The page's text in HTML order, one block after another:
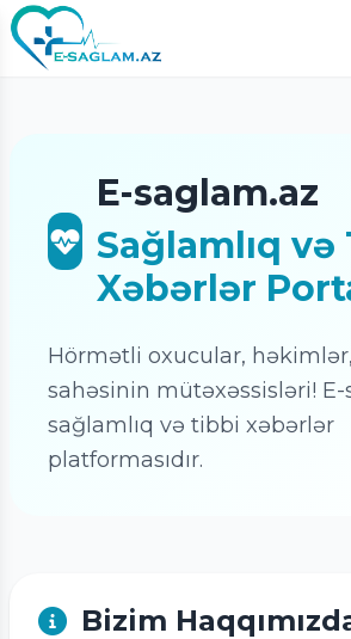
E-saglam.az
Sağlamlıq və
Xəbərlər
Hörmətli oxucular,
sahəsinin mütəxəssisləri! E-
sağlamlıq və tibbi xəbərlər
platformasıdır.
Bizim